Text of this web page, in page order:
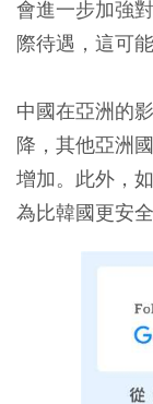
會進一步加強
際待遇，這可
中國在亞洲的
降，其他亞洲
增加。此外，
為比韓國更安